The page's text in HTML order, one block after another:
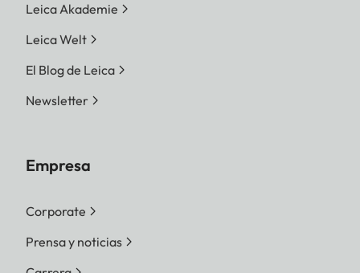
Leica Akademie
Leica Welt
El Blog de Leica
Newsletter
Empresa
Corporate
Prensa y noticias